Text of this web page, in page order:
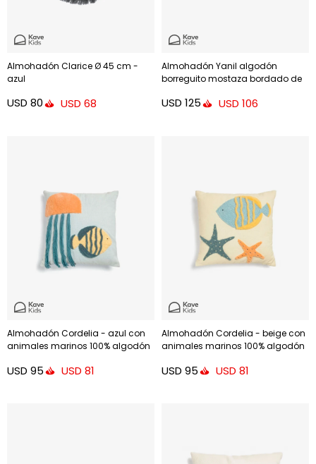
Almohadón Clarice Ø 45 cm -
azul
USD 80 USD 68
Almohadón Yanil algodón
borreguito mostaza bordado de
USD 125 USD 106
Almohadón Cordelia - azul con
animales marinos 100% algodón
USD 95 USD 81
Almohadón Cordelia - beige con
animales marinos 100% algodón
USD 95 USD 81